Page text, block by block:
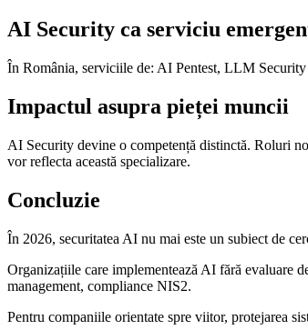
AI Security ca serviciu
În România, serviciile de: AI Pentest, LLM Security
Impactul asupra pieței muncii
AI Security devine o competență distinctă. Roluri
vor reflecta această specializare.
Concluzie
În 2026, securitatea AI nu mai este un subiect de
Organizațiile care implementează AI fără evaluare
management, compliance NIS2.
Pentru companiile orientate spre viitor, protejarea